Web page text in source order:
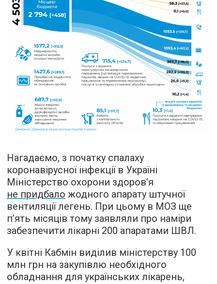
Нагадаємо, з початку спалаху
коронавірусної інфекції в Україні
Міністерство охорони здоров’я
не придбало жодного апарату штучної
вентиляції легень. При цьому в МОЗ ще
п’ять місяців тому заявляли про наміри
забезпечити лікарні 200 апаратами ШВЛ.
У квітні Кабмін виділив міністерству 100
млн грн на закупівлю необхідного
обладнання для українських лікарень,